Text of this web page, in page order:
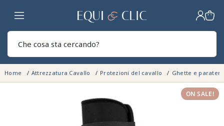
Casa
Home Attrezzatura Cavallo Protezioni del cavallo Ghette e
ON SALE!